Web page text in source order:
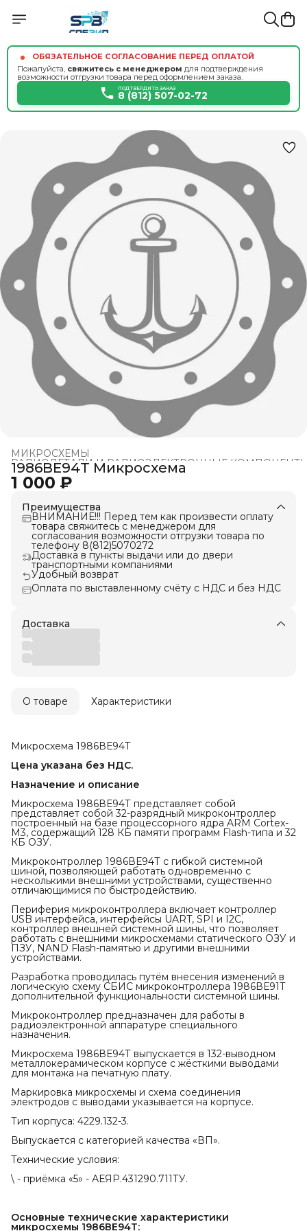
ОБЯЗАТЕЛЬНОЕ СОГЛАСОВАНИЕ ПЕРЕД ОПЛАТОЙ
Пожалуйста, свяжитесь с менеджером для подтверждения
возможности отгрузки товара перед оформлением заказа.
ПОДТВЕРДИТЬ ЗАКАЗ
8 (812) 507-02-72
МИКРОСХЕМЫ
РАДИОДЕТАЛИ И РАДИОЭЛЕКТРОННЫЕ
Главная ›
1986ВЕ94Т Микросхема
1 000 ₽
Преимущества
ВНИМАНИЕ!!! Перед тем как произвести оплату
товара свяжитесь с менеджером для
согласования возможности отгрузки товара по
телефону 8(812)5070272
Доставка в пункты выдачи или до двери
транспортными компаниями
Удобный возврат
Оплата по выставленному счёту с НДС и без НДС
Доставка
О товаре Характеристики
Микросхема 1986ВЕ94Т
Цена указана без НДС.
Назначение и описание
Микросхема 1986ВЕ94Т представляет собой
представляет собой 32-разрядный микроконтроллер
построенный на базе процессорного ядра ARM Cortex-
M3, содержащий 128 КБ памяти программ Flash-типа и 32
КБ ОЗУ.
Микроконтроллер 1986ВЕ94Т с гибкой системной
шиной, позволяющей работать одновременно с
несколькими внешними устройствами, существенно
отличающимися по быстродействию.
Периферия микроконтроллера включает контроллер
USB интерфейса, интерфейсы UART, SPI и I2C,
контроллер внешней системной шины, что позволяет
работать с внешними микросхемами статического ОЗУ и
ПЗУ, NAND Flash-памятью и другими внешними
устройствами.
Разработка проводилась путём внесения изменений в
логическую схему СБИС микроконтроллера 1986ВЕ91Т
дополнительной функциональности системной шины.
Микроконтроллер предназначен для работы в
радиоэлектронной аппаратуре специального
назначения.
Микросхема 1986ВЕ94Т выпускается в 132-выводном
металлокерамическом корпусе с жёсткими выводами
для монтажа на печатную плату.
Маркировка микросхемы и схема соединения
электродов с выводами указывается на корпусе.
Тип корпуса: 4229.132-3.
Выпускается с категорией качества «ВП».
Технические условия:
\ - приёмка «5» - АЕЯР.431290.711ТУ.
Основные технические характеристики
микросхемы 1986ВЕ94Т: